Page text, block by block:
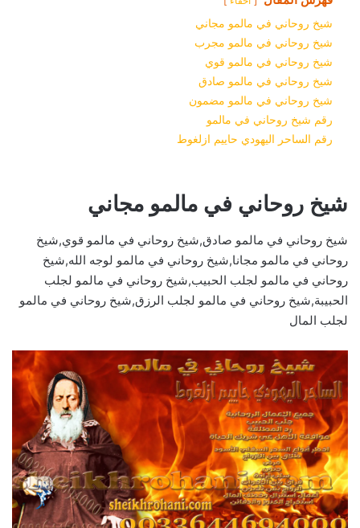
شيخ روحاني في مالمو مجاني
شيخ روحاني في مالمو مجرب
شيخ روحاني في مالمو قوي
شيخ روحاني في مالمو صادق
شيخ روحاني في مالمو مضمون
رقم شيخ روحاني في مالمو
رقم الساحر اليهودي حاييم ازلغوط
شيخ روحاني في مالمو مجاني
شيخ روحاني في مالمو صادق,شيخ روحاني في مالمو قوي,شيخ
روحاني في مالمو مجانا,شيخ روحاني في مالمو لوجه الله,شيخ
روحاني في مالمو لجلب الحبيب,شيخ روحاني في مالمو لجلب
الحبيبة,شيخ روحاني في مالمو لجلب الرزق,شيخ روحاني في مالمو
لجلب المال